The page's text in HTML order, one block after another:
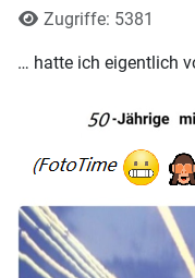
DetailsZugriffe: 5381
… hatte ich eigentlich